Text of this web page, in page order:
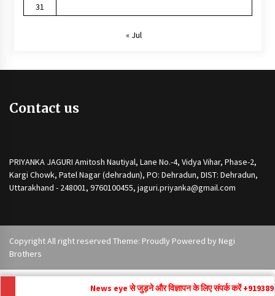
31
« Jul
Contact us
PRIYANKA JAGURI Amitosh Nautiyal, Lane No.-4, Vidya Vihar, Phase-2,
Kargi Chowk, Patel Nagar (dehradun), PO: Dehradun, DIST: Dehradun,
Uttarakhand - 248001, 9760100455, jaguri.priyanka@gmail.com
Copyright All right reserved Theme: Proudly Powered by Negi
Brothers
News eye से जुड़ने और विज्ञापन के लिए संपर्क करें +919389292171